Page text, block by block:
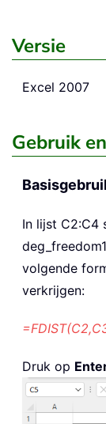
Versie
Excel 2007
Gebruik
In lijst C2:C4
volgende
verkrijgen:
Druk op